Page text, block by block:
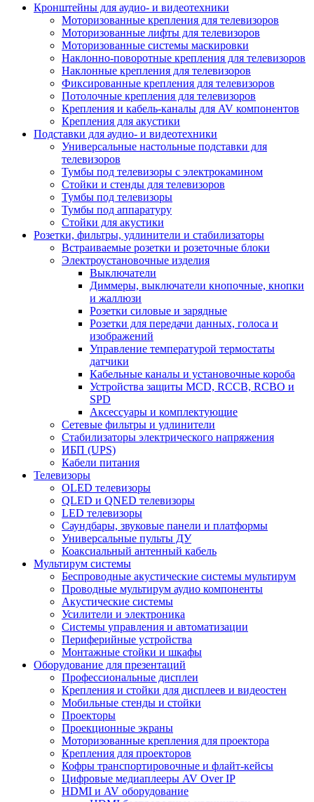
Кронштейны для аудио- и видеотехники
Моторизованные крепления для телевизоров
Моторизованные лифты для телевизоров
Моторизованные системы маскировки
Наклонно-поворотные крепления для телевизоров
Наклонные крепления для телевизоров
Фиксированные крепления для телевизоров
Потолочные крепления для телевизоров
Крепления и кабель-каналы для AV компонентов
Крепления для акустики
Подставки для аудио- и видеотехники
Универсальные настольные подставки для
телевизоров
Тумбы под телевизоры с электрокамином
Стойки и стенды для телевизоров
Тумбы под телевизоры
Тумбы под аппаратуру
Стойки для акустики
Розетки, фильтры, удлинители и стабилизаторы
Встраиваемые розетки и розеточные блоки
Электроустановочные изделия
Выключатели
Диммеры, выключатели кнопочные, кнопки
и жаллюзи
Розетки силовые и зарядные
Розетки для передачи данных, голоса и
изображений
Управление температурой термостаты
датчики
Кабельные каналы и установочные короба
Устройства защиты MCD, RCCB, RCBO и
SPD
Аксессуары и комплектующие
Сетевые фильтры и удлинители
Стабилизаторы электрического напряжения
ИБП (UPS)
Кабели питания
Телевизоры
OLED телевизоры
QLED и QNED телевизоры
LED телевизоры
Саундбары, звуковые панели и платформы
Универсальные пульты ДУ
Коаксиальный антенный кабель
Мультирум системы
Беспроводные акустические системы мультирум
Проводные мультирум аудио компоненты
Акустические системы
Усилители и электроника
Системы управления и автоматизации
Периферийные устройства
Монтажные стойки и шкафы
Оборудование для презентаций
Профессиональные дисплеи
Крепления и стойки для дисплеев и видеостен
Мобильные стенды и стойки
Проекторы
Проекционные экраны
Моторизованные крепления для проектора
Крепления для проекторов
Кофры транспортировочные и флайт-кейсы
Цифровые медиаплееры AV Over IP
HDMI и AV оборудование